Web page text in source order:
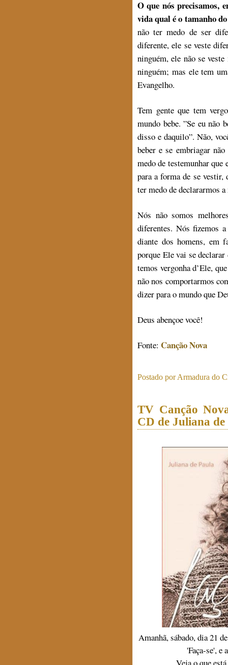
O que nós precisamos,
vida qual é o tamanho
não ter medo de ser
diferente, ele se veste
ninguém, ele não se
ninguém; mas ele tem
Evangelho.
Tem gente que tem
mundo bebe. ”Se eu não
disso e daquilo”. Não,
beber e se embriagar
medo de testemunhar que
para a forma de se vestir,
ter medo de declararmos
Nós não somos
diferentes. Nós fizemos
diante dos homens, em
porque Ele vai se
temos vergonha d’Ele,
não nos comportarmos
dizer para o mundo que
Deus abençoe você!
Fonte: Canção Nova
Postado porArmadura do
TV Canção
CD de Juliana de
Amanhã, sábado, dia 21
'Faça-se', e